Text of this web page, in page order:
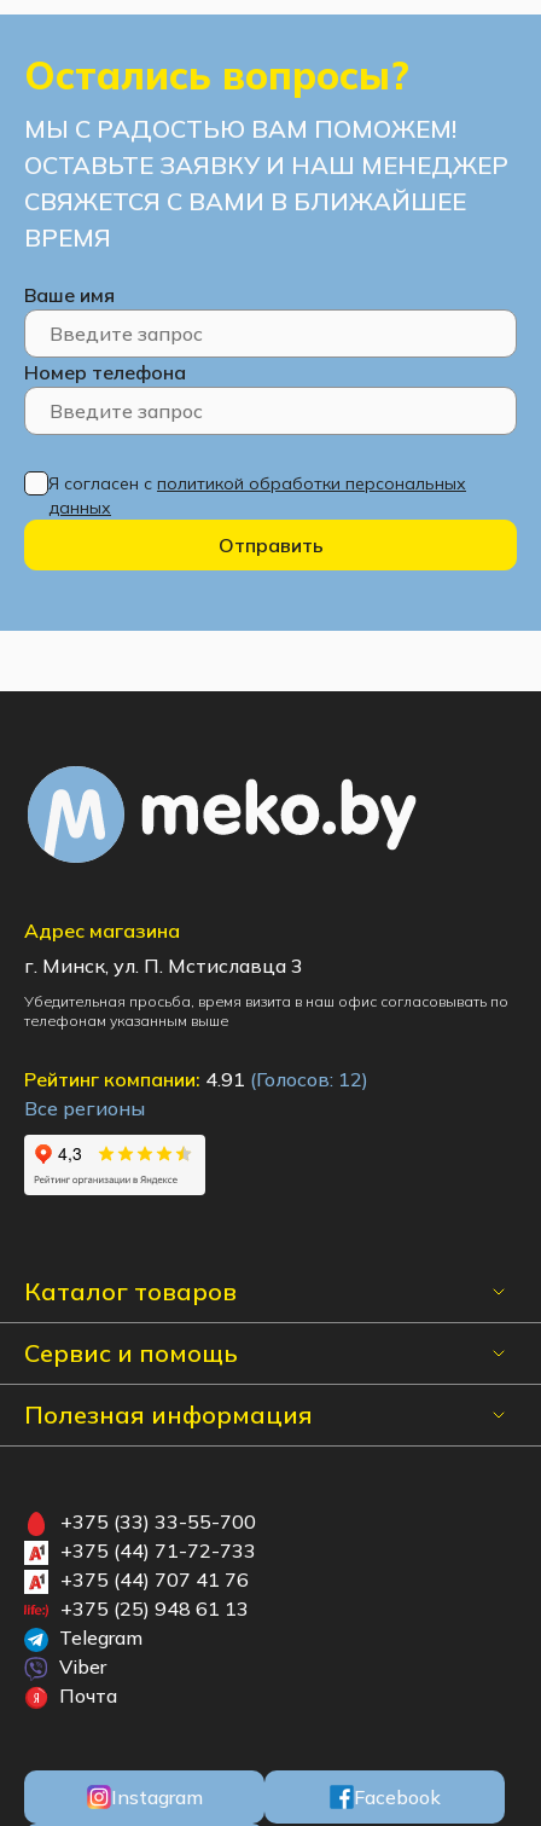
Остались вопросы?
МЫ С РАДОСТЬЮ ВАМ ПОМОЖЕМ!
ОСТАВЬТЕ ЗАЯВКУ И НАШ МЕНЕДЖЕР
СВЯЖЕТСЯ С ВАМИ В БЛИЖАЙШЕЕ
ВРЕМЯ
Ваше имя
Номер телефона
Я согласен с политикой обработки персональных
данных
Отправить
Каталог товаров
Сервис и помощь
Полезная информация
Адрес магазина
г. Минск, ул. П. Мстиславца 3
Убедительная просьба, время визита в наш офис согласовывать по
телефонам указанным выше
Рейтинг компании: 4.91 (Голосов: 12)
Все регионы
+375 (33) 33-55-700
+375 (44) 71-72-733
+375 (44) 707 41 76
+375 (25) 948 61 13
Telegram
Viber
Почта
Instagram Facebook